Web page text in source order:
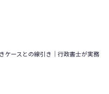
ケースとの線引き｜行政書士が実務